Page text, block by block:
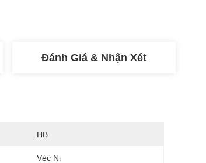
Đánh Giá & Nhận Xét
HB
Véc Ni